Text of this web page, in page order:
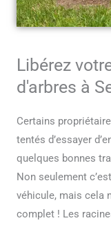
Libérez
d'arbres à
Certains
tentés d’essayer
quelques bonnes
Non seulement
véhicule, mais cela
complet ! Les